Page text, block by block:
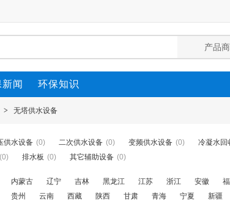
闻 环保知识
> 无塔供水设备
供水设备 (0) 二次供水设备 (0) 变频供水设备 (0) 冷凝水回
(0) 排水板 (0) 其它辅助设备 (0)
内蒙古 辽宁 吉林 黑龙江 江苏 浙江 安徽
贵州 云南 西藏 陕西 甘肃 青海 宁夏 新疆